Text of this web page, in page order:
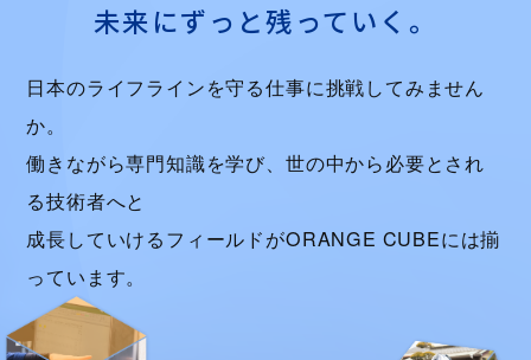
未来にずっと残っていく。
日本のライフラインを守る仕事に挑戦してみません
か。
働きながら専門知識を学び、世の中から必要とされ
る技術者へと
成長していけるフィールドがORANGE CUBEには揃
っています。